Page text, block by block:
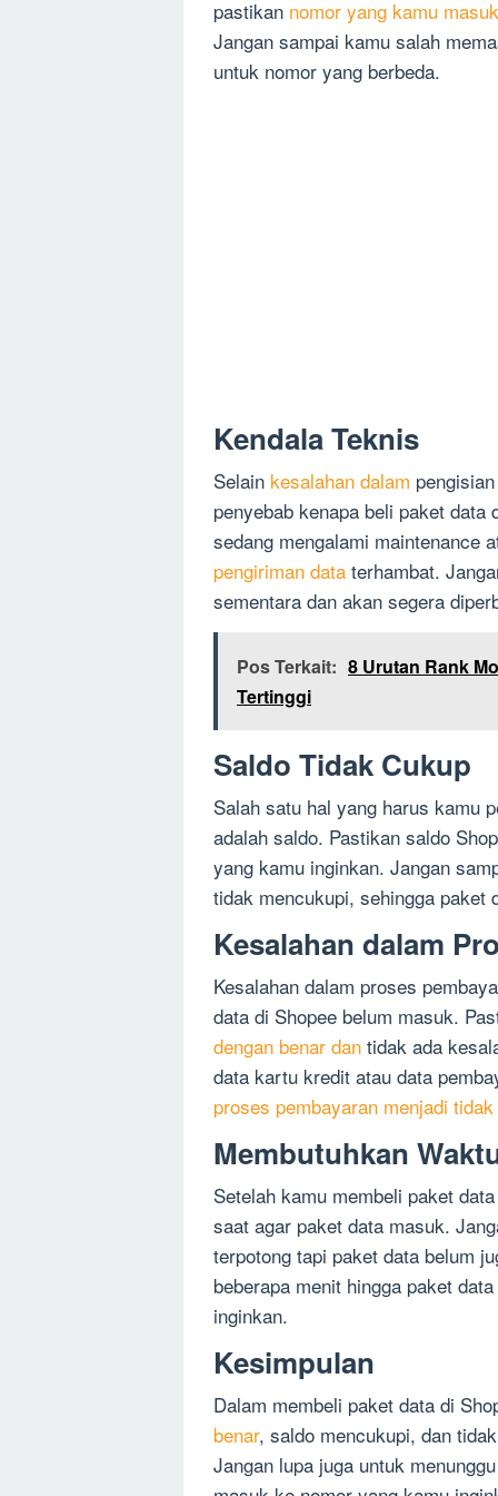
pastikan nomor yang kamu
Jangan sampai kamu salah
untuk nomor yang berbeda.
Kendala Teknis
Selain kesalahan dalam
penyebab kenapa beli paket
sedang mengalami maintenance
pengiriman data terhambat.
sementara dan akan segera
Pos Terkait: 8 Urutan Rank
Tertinggi
Saldo Tidak Cukup
Salah satu hal yang harus kamu
adalah saldo. Pastikan saldo
yang kamu inginkan. Jangan
tidak mencukupi, sehingga paket
Kesalahan dalam
Kesalahan dalam proses
data di Shopee belum masuk.
dengan benar dan tidak ada
data kartu kredit atau data
proses pembayaran menjadi tidak
Membutuhkan
Setelah kamu membeli paket
saat agar paket data masuk.
terpotong tapi paket data belum
beberapa menit hingga paket
inginkan.
Kesimpulan
Dalam membeli paket data di
benar, saldo mencukupi, dan
Jangan lupa juga untuk